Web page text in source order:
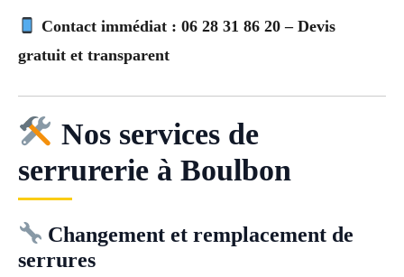
Contact immédiat : 06 28 31 86 20 – Devis
gratuit et transparent
Nos services de
serrurerie à Boulbon
Changement et remplacement de
serrures